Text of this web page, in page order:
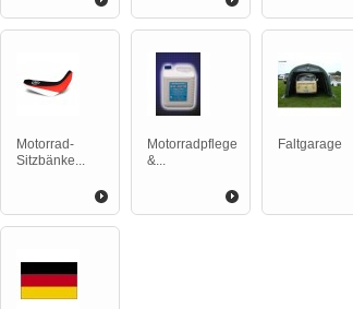
Motorrad-
Sitzbänke...
Motorradpflege
&...
Faltgarage